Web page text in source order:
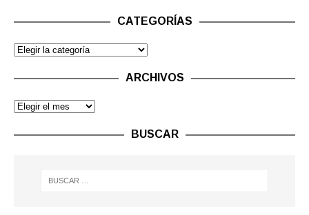
CATEGORÍAS
ARCHIVOS
BUSCAR